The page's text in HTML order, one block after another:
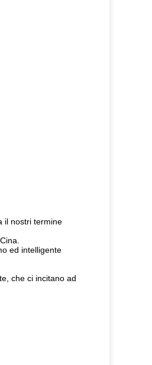
il nostri termine
ed intelligente
che ci incitano ad